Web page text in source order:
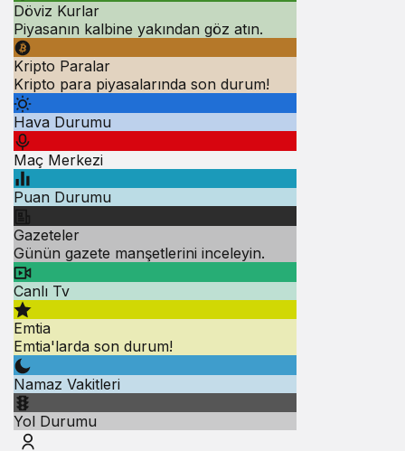
Döviz Kurlar
Piyasanın kalbine yakından göz atın.
Kripto Paralar
Kripto para piyasalarında son durum!
Hava Durumu
Maç Merkezi
Puan Durumu
Gazeteler
Günün gazete manşetlerini inceleyin.
Canlı Tv
Emtia
Emtia'larda son durum!
Namaz Vakitleri
Yol Durumu